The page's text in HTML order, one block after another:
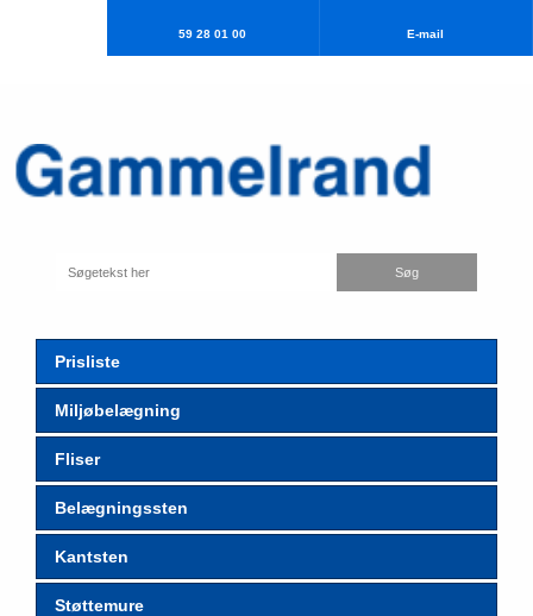
59 28 01 00 E-mail​
Prisliste
Miljøbelægning
Fliser
Belægningssten
Kantsten
Støttemure